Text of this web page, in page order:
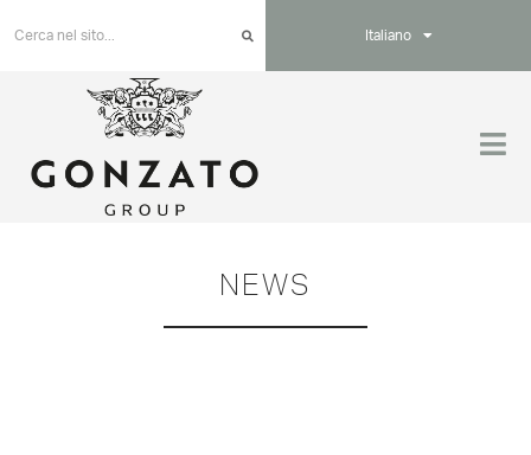
Italiano
NEWS